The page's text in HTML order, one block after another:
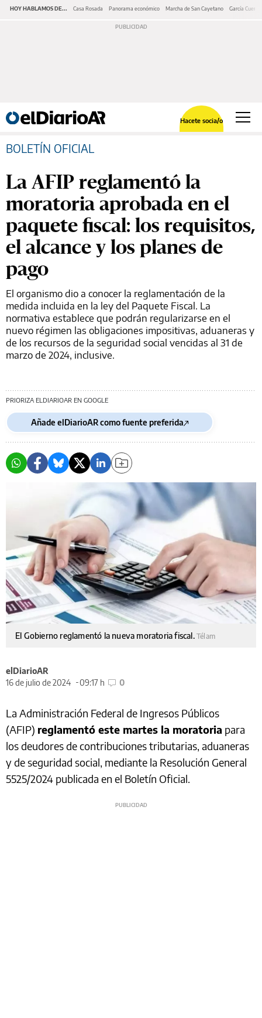
HOY HABLAMOS DE... Casa Rosada Panorama económico Marcha de San Cayetano García Cuerva
Hacete socia/o
BOLETÍN OFICIAL
La AFIP reglamentó la
moratoria aprobada en el
paquete fiscal: los requisitos,
el alcance y los planes de
pago
El organismo dio a conocer la reglamentación de la
medida incluida en la ley del Paquete Fiscal. La
normativa establece que podrán regularizarse en el
nuevo régimen las obligaciones impositivas, aduaneras y
de los recursos de la seguridad social vencidas al 31 de
marzo de 2024, inclusive.
PRIORIZA ELDIARIOAR EN GOOGLE
Añade elDiarioAR como fuente preferida
El Gobierno reglamentó la nueva moratoria fiscal. Télam
elDiarioAR
16 de julio de 2024
09:17 h 0
La Administración Federal de Ingresos Públicos
(AFIP) reglamentó este martes la moratoria para
los deudores de contribuciones tributarias, aduaneras
y de seguridad social, mediante la Resolución General
5525/2024 publicada en el Boletín Oficial.